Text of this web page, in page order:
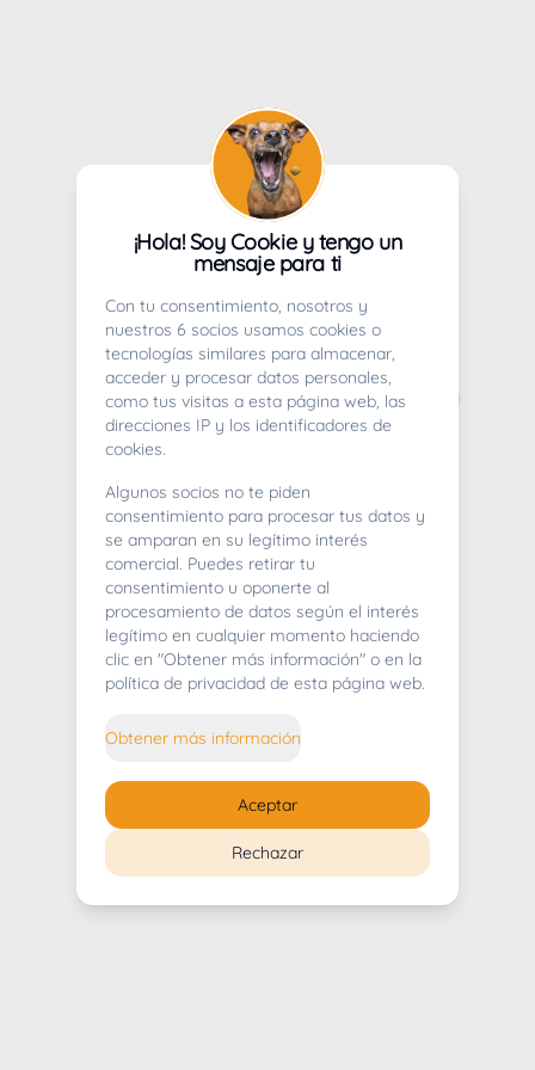
404
Whoops! Lo sentimos mucho.
¡Hola! Soy Cookie y tengo un
mensaje para ti
Con tu consentimiento, nosotros y
nuestros 6 socios usamos cookies o
tecnologías similares para almacenar,
acceder y procesar datos personales,
como tus visitas a esta página web, las
direcciones IP y los identificadores de
cookies.
Algunos socios no te piden
consentimiento para procesar tus datos y
se amparan en su legítimo interés
comercial. Puedes retirar tu
consentimiento u oponerte al
procesamiento de datos según el interés
legítimo en cualquier momento haciendo
clic en "Obtener más información" o en la
política de privacidad de esta página web.
Obtener más información
Rechazar
Aceptar